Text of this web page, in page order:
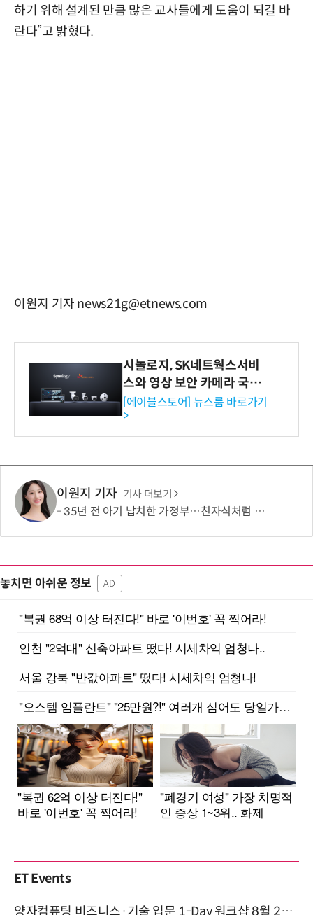
하기 위해 설계된 만큼 많은 교사들에게 도움이 되길 바
란다”고 밝혔다.
이원지 기자 news21g@etnews.com
시놀로지, SK네트웍스서비
스와 영상 보안 카메라 국내
독점 판매 파트너십 체결
[에이블스토어] 뉴스룸 바로가기
>
이원지 기자 기사 더보기
35년 전 아기 납치한 가정부…친자식처럼 키워서? '징역 3년' 논란
놓치면 아쉬운 정보 AD
ET Events
양자컴퓨팅 비즈니스·기술 입문 1-Day 워크샵 8월 28일 개최